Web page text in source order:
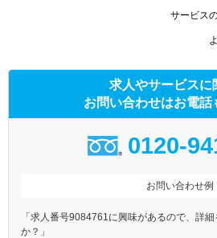
サービス
求人やサービスに
お問い合わせはお電話
0120-
お問い合わせ例
「求人番号9084761に興味があるので、詳
か？」